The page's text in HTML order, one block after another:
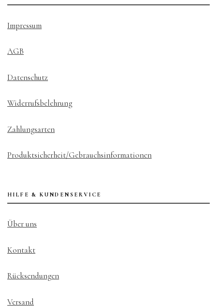
Impressum
AGB
Datenschutz
Widerrufsbelehrung
Zahlungsarten
Produktsicherheit/Gebrauchsinformationen
HILFE & KUNDENSERVICE
Über uns
Kontakt
Rücksendungen
Versand